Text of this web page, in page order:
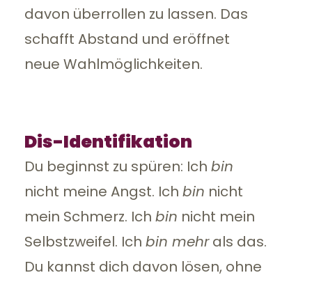
davon überrollen zu lassen. Das
schafft Abstand und eröffnet
neue Wahlmöglichkeiten.
Dis-Identifikation
Du beginnst zu spüren: Ich bin
nicht meine Angst. Ich bin nicht
mein Schmerz. Ich bin nicht mein
Selbstzweifel. Ich bin mehrals das.
Du kannst dich davon lösen, ohne